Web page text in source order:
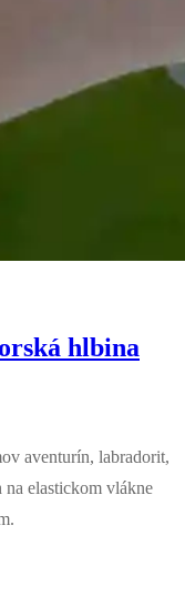
hlbina
aventurín, labradorit,
na elastickom vlákne